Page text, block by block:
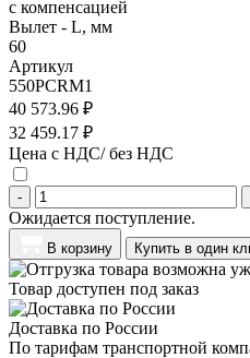
с компенсацией
Вылет - L, мм
60
Артикул
550PCRM1
40 573.96 ₽
32 459.17 ₽
Цена с НДС/ без НДС
-
Ожидается поступление.
В корзину Купить в один
Товар доступен под заказ
Доставка по России
По тарифам транспортной